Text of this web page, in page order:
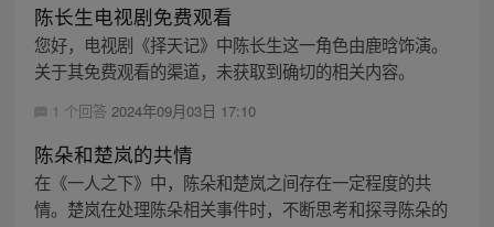
陈长生电视剧免费观看
您好，电视剧《择天记》中陈长生这一角色由鹿晗饰演。
关于其免费观看的渠道，未获取到确切的相关内容。
1 个回答 2024年09月03日 17:10
陈朵和楚岚的共情
在《一人之下》中，陈朵和楚岚之间存在一定程度的共
情。楚岚在处理陈朵相关事件时，不断思考和探寻陈朵的